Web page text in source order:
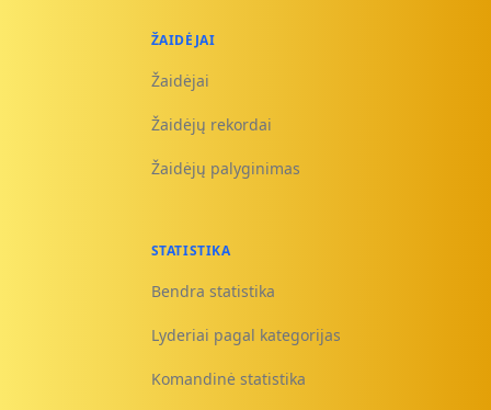
ŽAIDĖJAI
Žaidėjai
Žaidėjų rekordai
Žaidėjų palyginimas
STATISTIKA
Bendra statistika
Lyderiai pagal kategorijas
Komandinė statistika